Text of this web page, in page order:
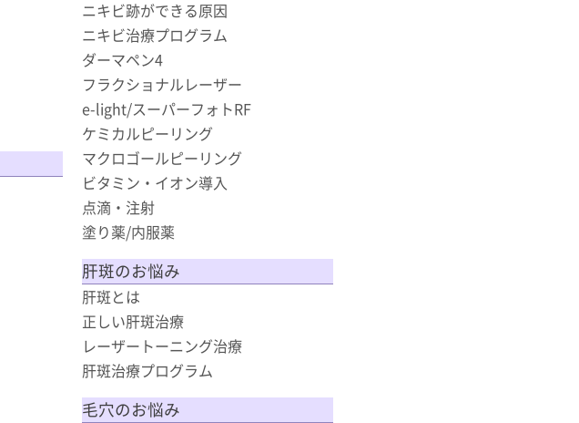
ニキビ跡ができる原因
ニキビ治療プログラム
ダーマペン4
フラクショナルレーザー
e-light/スーパーフォトRF
ケミカルピーリング
マクロゴールピーリング
ビタミン・イオン導入
点滴・注射
塗り薬/内服薬
肝斑のお悩み
肝斑とは
正しい肝斑治療
レーザートーニング治療
肝斑治療プログラム
毛穴のお悩み